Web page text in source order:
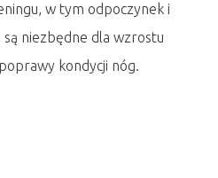
w tym odpoczynek i
niezbędne dla wzrostu
kondycji nóg.